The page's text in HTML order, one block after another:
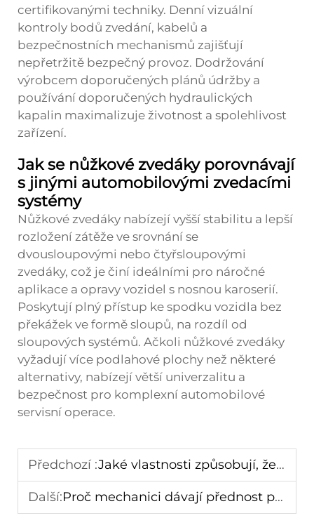
certifikovanými techniky. Denní vizuální
kontroly bodů zvedání, kabelů a
bezpečnostních mechanismů zajišťují
nepřetržitě bezpečný provoz. Dodržování
výrobcem doporučených plánů údržby a
používání doporučených hydraulických
kapalin maximalizuje životnost a spolehlivost
zařízení.
Jak se nůžkové zvedáky porovnávají
s jinými automobilovými zvedacími
systémy
Nůžkové zvedáky nabízejí vyšší stabilitu a lepší
rozložení zátěže ve srovnání se
dvousloupovými nebo čtyřsloupovými
zvedáky, což je činí ideálními pro náročné
aplikace a opravy vozidel s nosnou karoserií.
Poskytují plný přístup ke spodku vozidla bez
překážek ve formě sloupů, na rozdíl od
sloupových systémů. Ačkoli nůžkové zvedáky
vyžadují více podlahové plochy než některé
alternativy, nabízejí větší univerzalitu a
bezpečnost pro komplexní automobilové
servisní operace.
Předchozí :Jaké vlastnosti způsobují, že přenosné výměníky pneumatik jsou odolné a spolehlivé?
Další:Proč mechanici dávají přednost používání nůžkových autovýtahů při údržbě?